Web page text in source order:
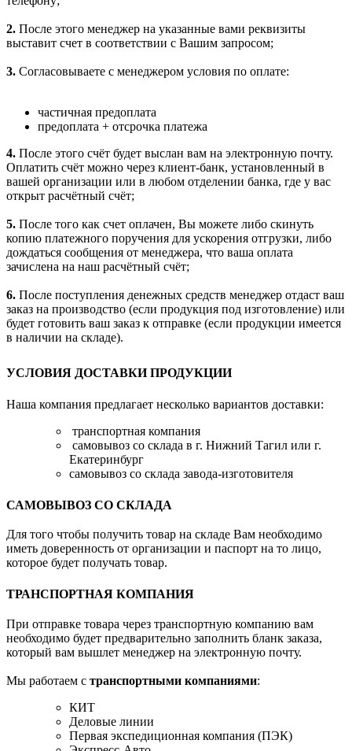
2. После этого менеджер на указанные вами реквизиты
выставит счет в соответствии с Вашим запросом;
3. Согласовываете с менеджером условия по оплате:
частичная предоплата
предоплата + отсрочка платежа
4. После этого счёт будет выслан вам на электронную почту.
Оплатить счёт можно через клиент-банк, установленный в
вашей организации или в любом отделении банка, где у вас
открыт расчётный счёт;
5. После того как счет оплачен, Вы можете либо скинуть
копию платежного поручения для ускорения отгрузки, либо
дождаться сообщения от менеджера, что ваша оплата
зачислена на наш расчётный счёт;
6. После поступления денежных средств менеджер отдаст ваш
заказ на производство (если продукция под изготовление) или
будет готовить ваш заказ к отправке (если продукции имеется
в наличии на складе).
УСЛОВИЯ ДОСТАВКИ ПРОДУКЦИИ
Наша компания предлагает несколько вариантов доставки:
транспортная компания
самовывоз со склада в г. Нижний Тагил или г.
Екатеринбург
самовывоз со склада завода-изготовителя
САМОВЫВОЗ СО СКЛАДА
Для того чтобы получить товар на складе Вам необходимо
иметь доверенность от организации и паспорт на то лицо,
которое будет получать товар.
ТРАНСПОРТНАЯ КОМПАНИЯ
При отправке товара через транспортную компанию вам
необходимо будет предварительно заполнить бланк заказа,
который вам вышлет менеджер на электронную почту.
Мы работаем с транспортными компаниями:
КИТ
Деловые линии
Первая экспедиционная компания (ПЭК)